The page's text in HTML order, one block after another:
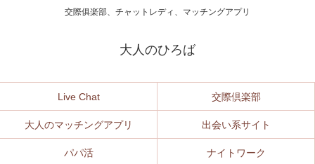
交際俱楽部、チャットレディ、マッチングアプリ
大人のひろば
Live Chat 交際倶楽部
大人のマッチングアプリ 出会い系サイト
パパ活 ナイトワーク